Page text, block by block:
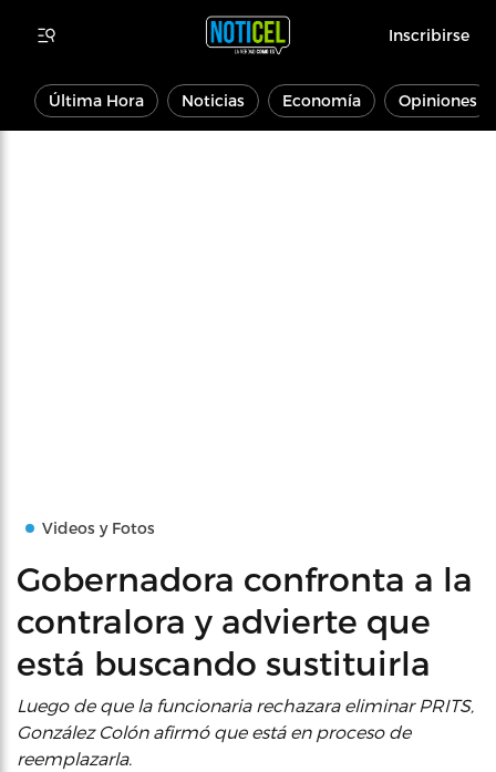
Inscribirse
Última Hora Noticias Economía Opiniones
Videos y Fotos
Gobernadora confronta a la
contralora y advierte que
está buscando sustituirla
Luego de que la funcionaria rechazara eliminar PRITS,
González Colón afirmó que está en proceso de
reemplazarla.